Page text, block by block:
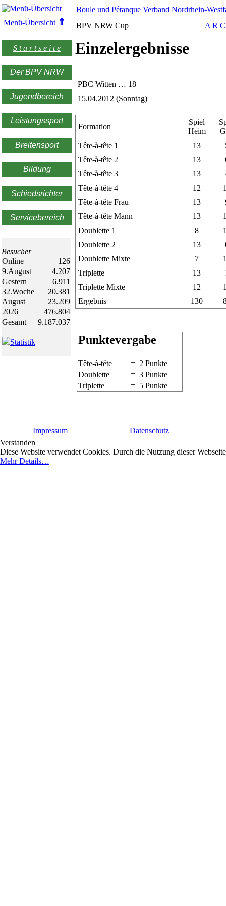
Menü-Übersicht ⇑
S t a r t s e i t e
Der BPV NRW
Jugendbereich
Leistungssport
Breitensport
Bildung
Schiedsrichter
Servicebereich
Besucher
Online
126
9.August
4.207
Gestern
6.911
32.Woche
20.381
August
23.209
2026
476.804
Gesamt
9.187.037
Statistik
Boule und Pétanque Verband Nordrhein-
BPV NRW Cup
A R
Einzelergebnisse
PBC Witten … 18
15.04.2012 (Sonntag)
Formation
Spiel
Heim
Tête-à-tête 1
13
Tête-à-tête 2
13
Tête-à-tête 3
13
Tête-à-tête 4
12
Tête-à-tête Frau
13
Tête-à-tête Mann
13
Doublette 1
8
Doublette 2
13
Doublette Mixte
7
Triplette
13
Triplette Mixte
12
Ergebnis
130
Punktevergabe
Tête-à-tête
= 2 Punkte
Doublette
= 3 Punkte
Triplette
= 5 Punkte
Impressum
Datenschutz
Verstanden
Diese Website verwendet Cookies. Durch die Nutzung dieser
Mehr Details…